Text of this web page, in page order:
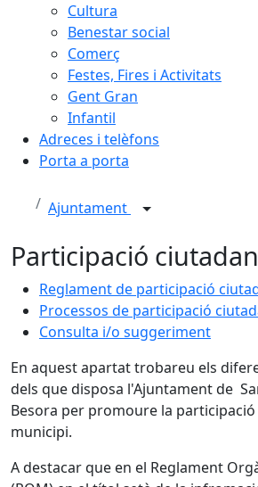
Cultura
Benestar social
Comerç
Festes, Fires i Activitats
Gent Gran
Infantil
Adreces i telèfons
Porta a porta
Ajuntament
Participació
Reglament de participació
Processos de participació
Consulta i/o suggeriment
En aquest apartat trobareu els
dels que disposa l'Ajuntament de
Besora per promoure la
municipi.
A destacar que en el Reglament